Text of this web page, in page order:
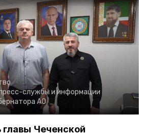
службы и информации
АО
Чеченской